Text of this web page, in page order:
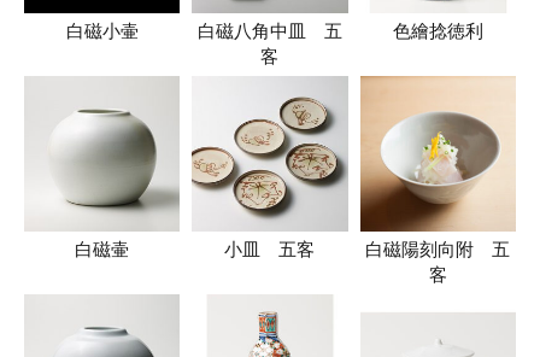
白磁小壷
白磁八角中皿 五
客
色繪捻徳利
白磁壷 小皿 五客
白磁陽刻向附 五
客